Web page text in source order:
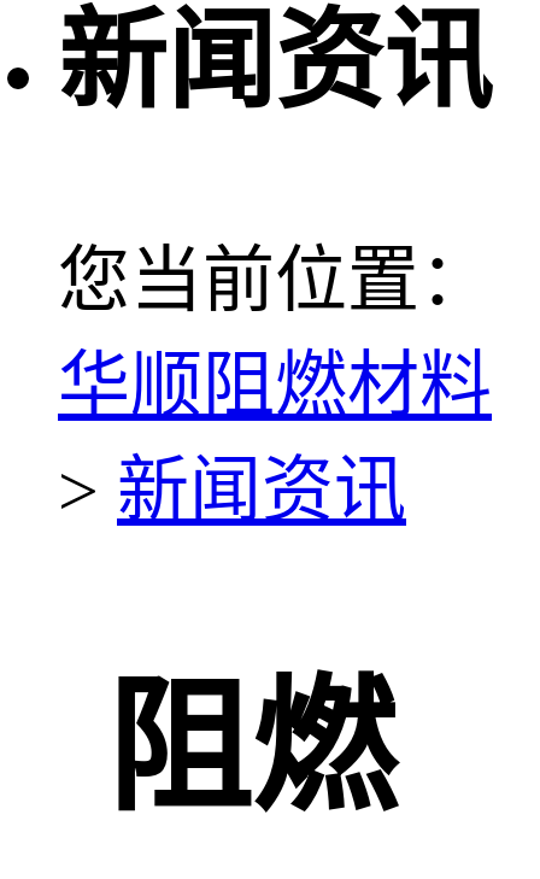
新闻资讯
您当前位置：
华顺阻燃材料
> 新闻资讯
阻燃